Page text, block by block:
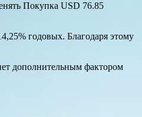
Покупка USD 76.85
годовых. Благодаря этому
дополнительным фактором